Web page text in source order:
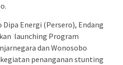
Energi (Persero), Endang
launching Program
dan Wonosobo
penanganan stunting